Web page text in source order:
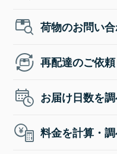
荷物のお問い
再配達のご依頼
お届け日数を
料金を計算・